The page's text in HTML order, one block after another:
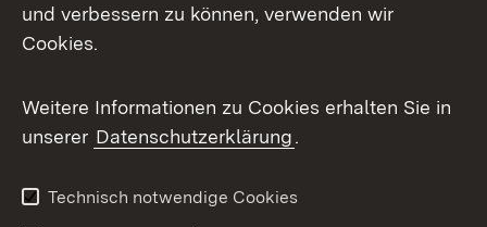
und verbessern zu können, verwenden wir
Cookies.
Weitere Informationen zu Cookies erhalten Sie in
unserer Datenschutzerklärung.
Technisch notwendige Cookies